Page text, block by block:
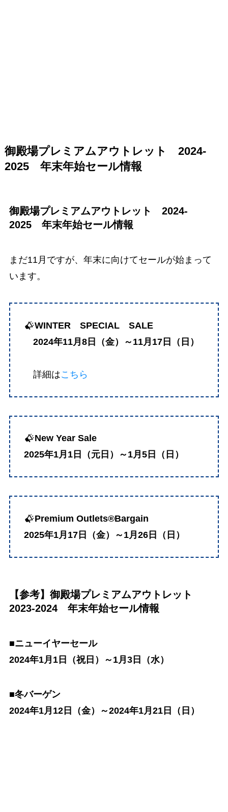
御殿場プレミアムアウトレット 2024-
2025 年末年始セール情報
御殿場プレミアムアウトレット 2024-
2025 年末年始セール情報
まだ11月ですが、年末に向けてセールが始まって
います。
WINTER SPECIAL SALE
2024年11月8日（金）～11月17日（日）
詳細はこちら
New Year Sale
2025年1月1日（元日）～1月5日（日）
Premium Outlets®Bargain
2025年1月17日（金）～1月26日（日）
【参考】御殿場プレミアムアウトレット
2023-2024 年末年始セール情報
■ニューイヤーセール
2024年1月1日（祝日）～1月3日（水）
■冬バーゲン
2024年1月12日（金）～2024年1月21日（日）